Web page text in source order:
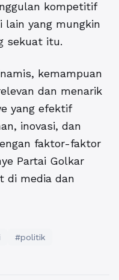
kompetitif
lain yang mungkin
sekuat itu.
kemampuan
dan menarik
yang efektif
inovasi, dan
faktor-faktor
Partai Golkar
di media dan
#politik